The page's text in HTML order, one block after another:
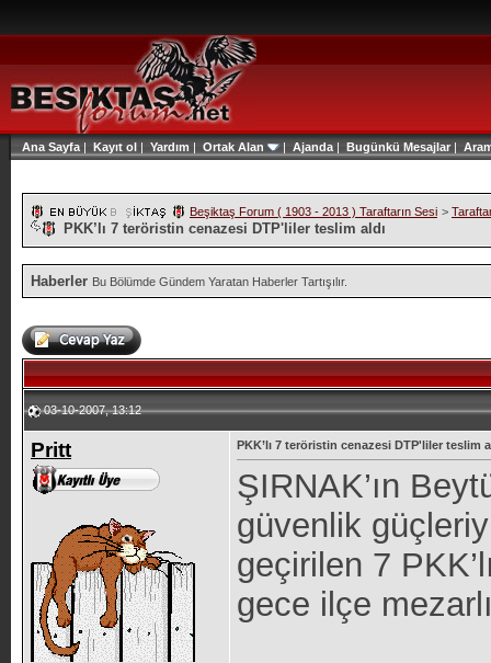
Ana Sayfa | Kayıt ol | Yardım | Ortak Alan | Ajanda | Bugünkü Mesajlar|
Beşiktaş Forum ( 1903 - 2013 ) Taraftarın Sesi >
PKK’lı 7 teröristin cenazesi DTP'liler teslim aldı
Haberler Bu Bölümde Gündem Yaratan Haberler Tartışılır.
03-10-2007, 13:12
Pritt PKK’lı 7 teröristin cenazesi DTP'liler teslim
ŞIRNAK’ın
güvenlik
geçirilen 7
gece ilçe